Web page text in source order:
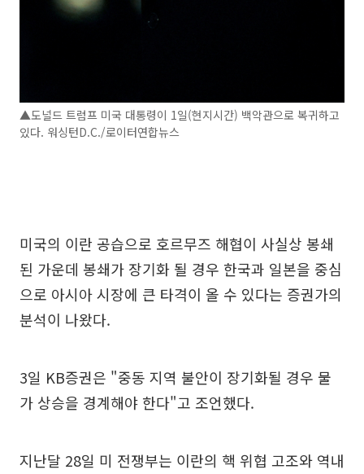
▲도널드 트럼프 미국 대통령이 1일(현지시간) 백악관으로 복귀하고
있다. 워싱턴D.C./로이터연합뉴스
미국의 이란 공습으로 호르무즈 해협이 사실상 봉쇄
된 가운데 봉쇄가 장기화 될 경우 한국과 일본을 중심
으로 아시아 시장에 큰 타격이 올 수 있다는 증권가의
분석이 나왔다.
3일 KB증권은 "중동 지역 불안이 장기화될 경우 물
가 상승을 경계해야 한다"고 조언했다.
지난달 28일 미 전쟁부는 이란의 핵 위협 고조와 역내